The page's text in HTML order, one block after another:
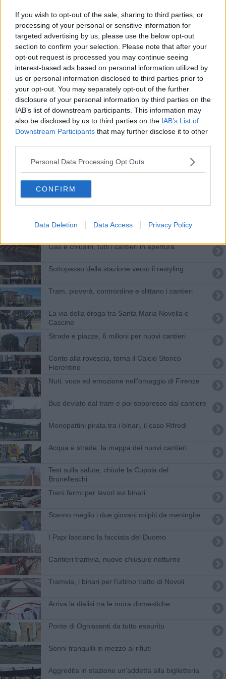
If you wish to opt-out of the sale, sharing to third parties, or
processing of your personal or sensitive information for
targeted advertising by us, please use the below opt-out
section to confirm your selection. Please note that after your
opt-out request is processed you may continue seeing
interest-based ads based on personal information utilized by
us or personal information disclosed to third parties prior to
your opt-out. You may separately opt-out of the further
disclosure of your personal information by third parties on the
IAB’s list of downstream participants. This information may
also be disclosed by us to third parties on the IAB’s List of
Downstream Participants that may further disclose it to other
Personal Data Processing Opt Outs
CONFIRM
Data Deletion Data Access Privacy Policy
Troppe richieste e cambia l'orario per i prelievi
Bici a noleggio gettate sulle sponde dell'Arno
Fiorentini pazzi per le pietre ma c'è un problema
I visitatori tornano in fila a Santa Croce
Fipili, la settimana inizia con incidente e code
Si posa il guardrail sul ponte Borsellino
Covid, aumento di ricoveri, 6 su 10 non vaccinati
Sul Ponte Vespucci quattro mesi di cantieri
Tutti i nuovi cantieri stradali in apertura
Gas e chiusini, tutti i cantieri in apertura
Sottopasso della stazione verso il restyling
Tram, pioverà, contrordine e slittano i cantieri
La via della droga tra Santa Maria Novella e
Cascine
Strade e piazze, 6 milioni per nuovi cantieri
Conto alla rovescia, torna il Calcio Storico
Fiorentino
Nuti, voce ed emozione nell'omaggio di Firenze
Bus deviato dal tram e poi soppresso dal cantiere
Monopattini pirata tra i binari, il caso Rifredi
Acqua e strade, la mappa dei nuovi cantieri
Test sulla salute, chiude la Cupola del
Brunelleschi
Treni fermi per lavori sui binari
Stanno meglio i due giovani colpiti da meningite
I Papi lasciano la facciata del Duomo
Cantieri tramvia, nuove chiusure notturne
Tramvia, i binari per l'ultimo tratto di Novoli
Arriva la dialisi tra le mura domestiche
Ponte di Ognissanti da tutto esaurito
Sonni tranquilli in mezzo ai rifiuti
Aggredita in stazione un'addetta alla biglietteria